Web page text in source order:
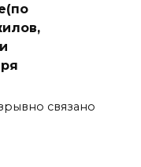
связано